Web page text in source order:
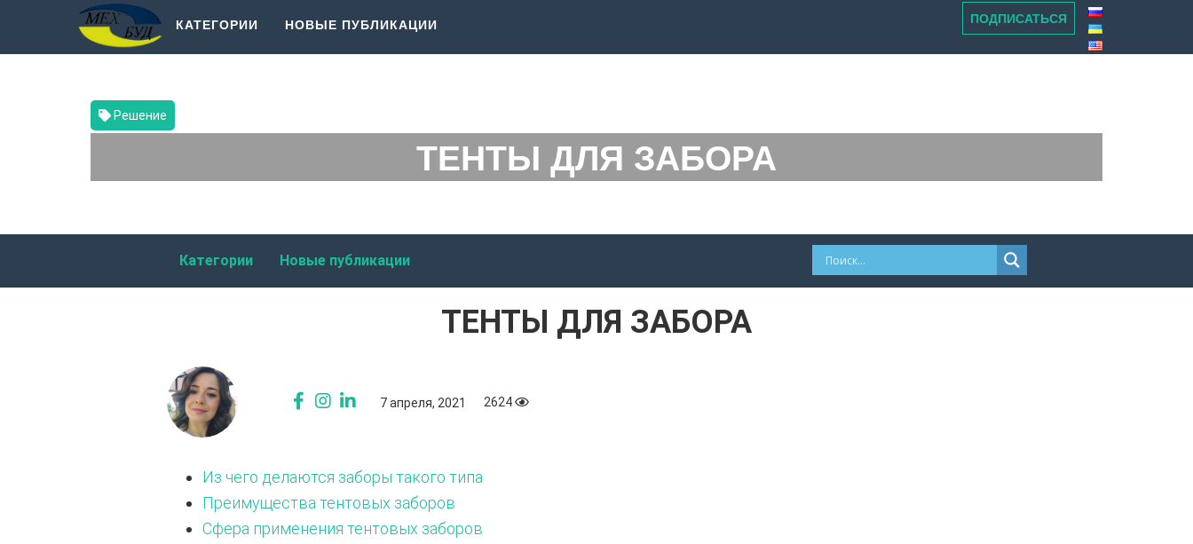
НОВЫЕ ПУБЛИКАЦИИ
КАТЕГОРИИ ПОДПИСАТЬСЯ
Решение
ТЕНТЫ ДЛЯ ЗАБОРА
Новые публикации
Категории
ТЕНТЫ ДЛЯ ЗАБОРА
7 апреля, 2021 2624
Из чего делаются заборы такого типа
Преимущества тентовых заборов
Сфера применения тентовых заборов